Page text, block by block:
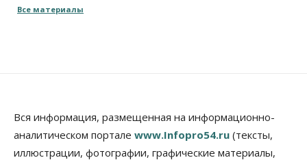
Общество
заключили под стражу
07 Августа 2026, 10:15
Все материалы
Вся информация, размещенная на информационно-
аналитическом портале www.Infopro54.ru (тексты,
иллюстрации, фотографии, графические материалы,